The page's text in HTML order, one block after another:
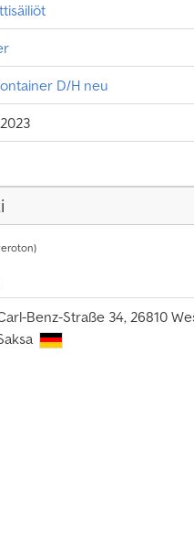
D/H neu
2023
Benz-Straße 34, 26810